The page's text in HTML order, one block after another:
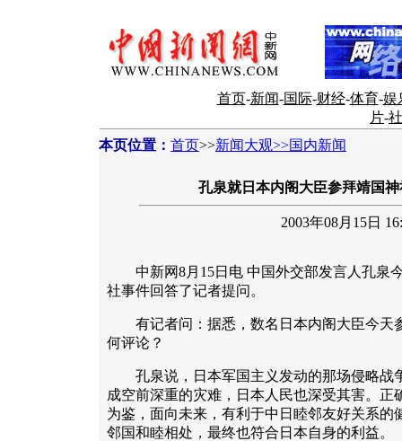
首页-新闻-国际-财经-体育-娱
片-
本页位置： 首页>>新闻大观>>国内新闻
孔泉就日本内阁大臣参拜靖国
2003年08月15日
中新网8月15日电 中国外交部发言人孔泉
社事件回答了记者提问。
有记者问：据悉，数名日本内阁大臣今天
何评论？
孔泉说，日本军国主义发动的那场侵略战
成空前深重的灾难，日本人民也深受其害。正
为鉴，面向未来，有利于中日睦邻友好关系的
邻国和睦相处，最终也符合日本自身的利益。